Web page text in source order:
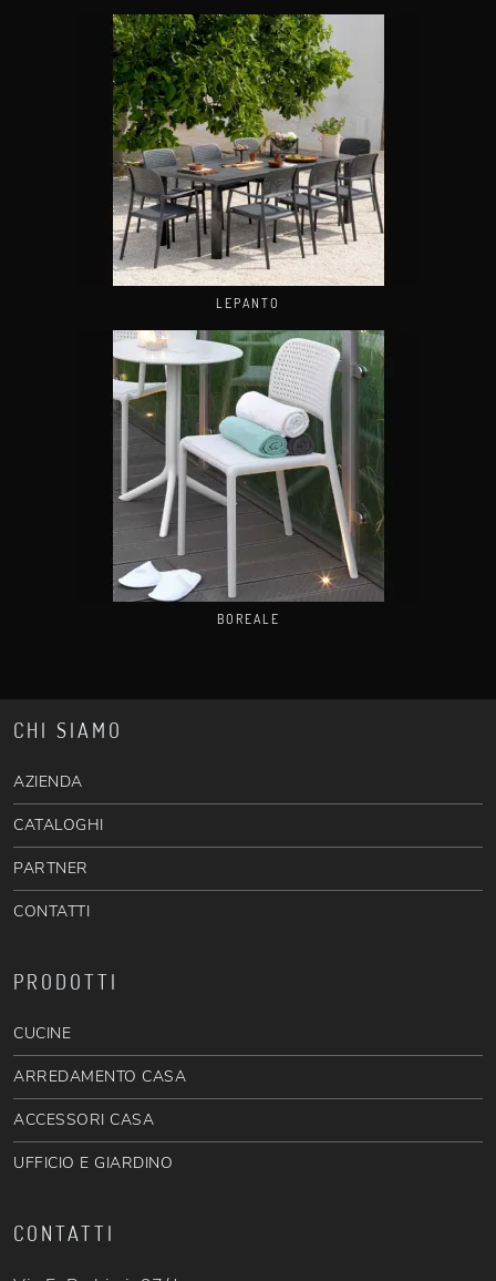
LEPANTO
BOREALE
CHI SIAMO
AZIENDA
CATALOGHI
PARTNER
CONTATTI
PRODOTTI
CUCINE
ARREDAMENTO CASA
ACCESSORI CASA
UFFICIO E GIARDINO
CONTATTI